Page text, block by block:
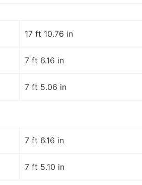
17 ft 10.76 in
7 ft 6.16 in
7 ft 5.06 in
7 ft 6.16 in
7 ft 5.10 in